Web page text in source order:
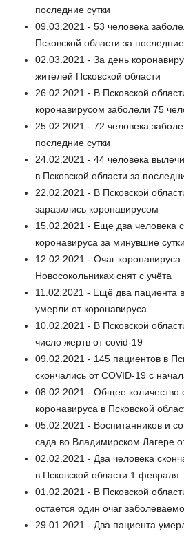
последние сутки
09.03.2021 - 53 человека
Псковской области за последние
02.03.2021 - За день
жителей Псковской области
26.02.2021 - В Псковской
коронавирусом заболели 75
25.02.2021 - 72 человека
последние сутки
24.02.2021 - 44 человека
в Псковской области за
22.02.2021 - В Псковской
заразились коронавирусом
15.02.2021 - Еще два человека
коронавируса за минувшие
12.02.2021 - Очаг коронавируса
Новосокольниках снят с учёта
11.02.2021 - Ещё два пациента
умерли от коронавируса
10.02.2021 - В Псковской
число жертв от covid-19
09.02.2021 - 145 пациентов в
скончались от COVID-19 c
08.02.2021 - Общее количество
коронавируса в Псковской
05.02.2021 - Воспитанников и
сада во Владимирском Лагере
02.02.2021 - Два человека
в Псковской области 1 февраля
01.02.2021 - В Псковской
остается один очаг
29.01.2021 - Два пациента